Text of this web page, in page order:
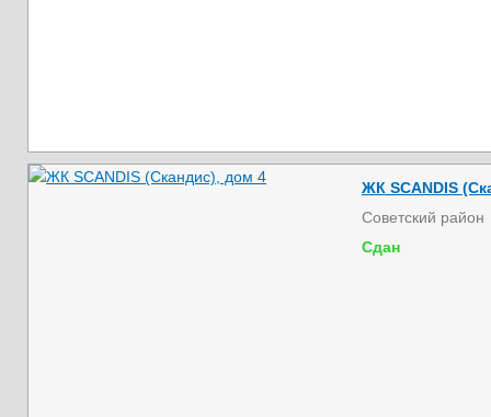
ЖК SCANDIS
Советский район
Сдан